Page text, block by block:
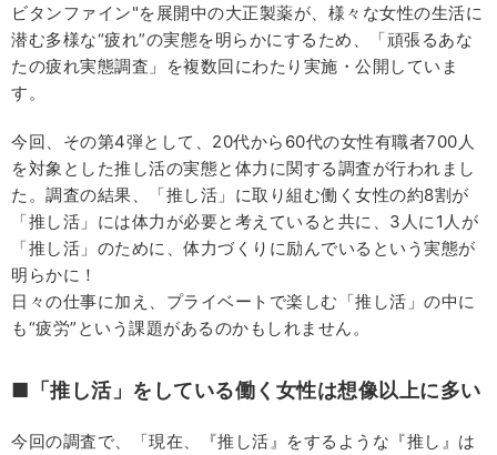
ビタンファイン"を展開中の大正製薬が、様々な女性の生活に
潜む多様な“疲れ”の実態を明らかにするため、「頑張るあな
たの疲れ実態調査」を複数回にわたり実施・公開していま
す。
今回、その第4弾として、20代から60代の女性有職者700人
を対象とした推し活の実態と体力に関する調査が行われまし
た。調査の結果、「推し活」に取り組む働く女性の約8割が
「推し活」には体力が必要と考えていると共に、3人に1人が
「推し活」のために、体力づくりに励んでいるという実態が
明らかに！
日々の仕事に加え、プライベートで楽しむ「推し活」の中に
も“疲労”という課題があるのかもしれません。
■「推し活」をしている働く女性は想像以上に多い
今回の調査で、「現在、『推し活』をするような『推し』は